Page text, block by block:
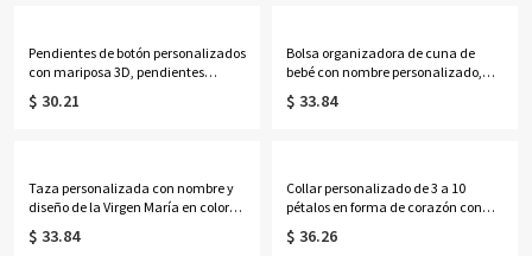
Pendientes de botón personalizados
con mariposa 3D, pendientes
delicados de plata de ley 925,
regalos de cumpleaños/Día de la
$ 30.21
Bolsa organizadora de cuna de
bebé con nombre personalizado,
bolsa de almacenamiento colgante
de algodón para guardería, bolsillo
$ 33.84
Taza personalizada con nombre y
diseño de la Virgen María en color
lavanda, taza de cerámica bicolor
de 325 ml/444 ml para café o té con
$ 33.84
Collar personalizado de 3 a 10
pétalos en forma de corazón con
piedras de nacimiento y nombres,
delicada joyería floral familiar,
$ 36.26